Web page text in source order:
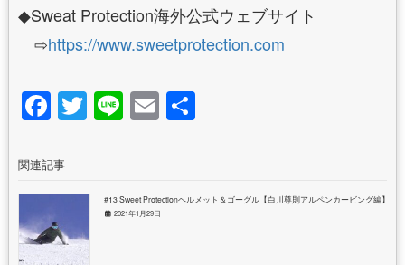
◆Sweat Protection海外公式ウェブサイト
⇨https://www.sweetprotection.com
Facebook
Twitter
LineEmail
共
関連記事
#13 Sweet Protectionヘルメット＆ゴーグル【白川尊則アルペンカービング編】
2021年1月29日